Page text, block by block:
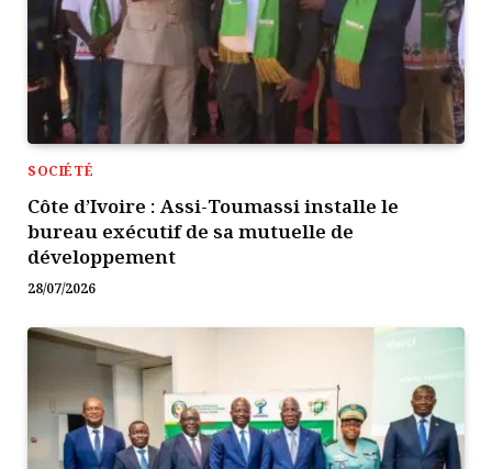
SOCIÉTÉ
Côte d’Ivoire : Assi-Toumassi installe le
bureau exécutif de sa mutuelle de
développement
28/07/2026